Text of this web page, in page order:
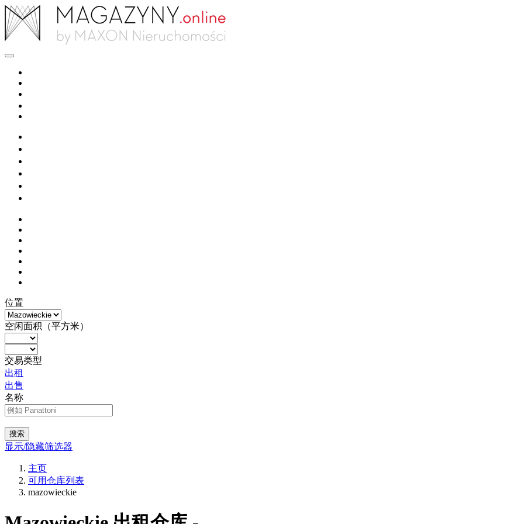
位置
空闲面积（平方米）
交易类型
出租
出售
名称
搜索
显示/隐藏筛选器
主页
可用仓库列表
mazowieckie